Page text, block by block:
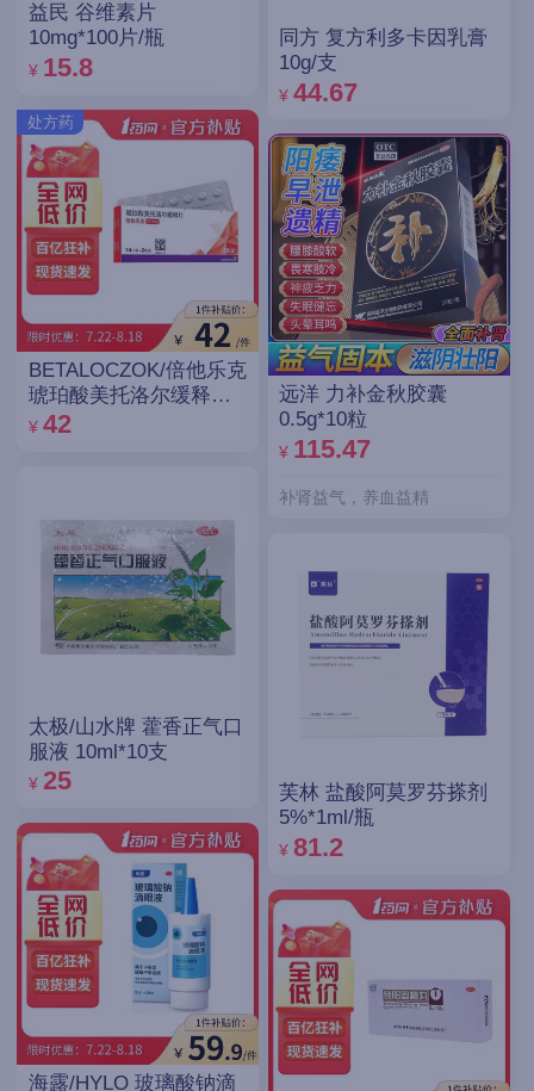
益民 谷维素片
10mg*100片/瓶
¥ 15.8
处方药
BETALOCZOK/倍他乐克
琥珀酸美托洛尔缓释片
47.5mg*14片*2板
¥ 42
太极/山水牌 藿香正气口
服液 10ml*10支
¥ 25
海露/HYLO 玻璃酸钠滴
同方 复方利多卡因乳膏
10g/支
¥ 44.67
远洋 力补金秋胶囊
0.5g*10粒
¥ 115.47
补肾益气，养血益精
芙林 盐酸阿莫罗芬搽剂
5%*1ml/瓶
¥ 81.2